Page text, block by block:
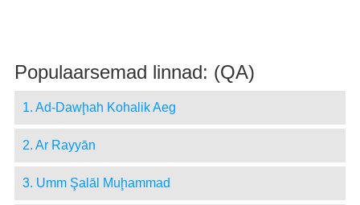
Populaarsemad linnad: (QA)
1. Ad-Dawḩah Kohalik Aeg
2. Ar Rayyān
3. Umm Şalāl Muḩammad